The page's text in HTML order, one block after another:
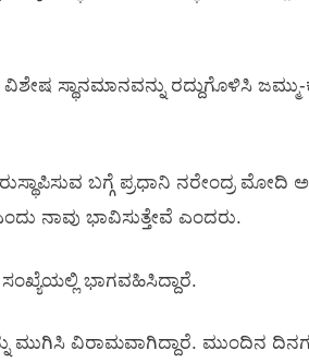
ಸ್ಥಾನಮಾನವನ್ನು ರದ್ದುಗೊಳಿಸಿ ಜಮ್ಮು-
ಬಗ್ಗೆ ಪ್ರಧಾನಿ ನರೇಂದ್ರ ಮೋದಿ
ನಾವು ಭಾವಿಸುತ್ತೇವೆ ಎಂದರು.
ಭಾಗವಹಿಸಿದ್ದಾರೆ.
ಮುಗಿಸಿ ವಿರಾಮವಾಗಿದ್ದಾರೆ. ಮುಂದಿನ